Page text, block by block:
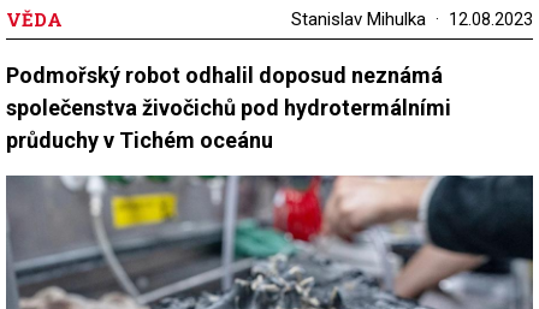
VĚDA Stanislav Mihulka 12.08.2023
Podmořský robot odhalil doposud neznámá
společenstva živočichů pod hydrotermálními
průduchy v Tichém oceánu